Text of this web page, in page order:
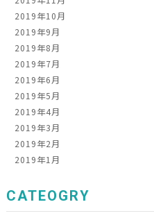
2019年10月
2019年9月
2019年8月
2019年7月
2019年6月
2019年5月
2019年4月
2019年3月
2019年2月
2019年1月
CATEOGRY